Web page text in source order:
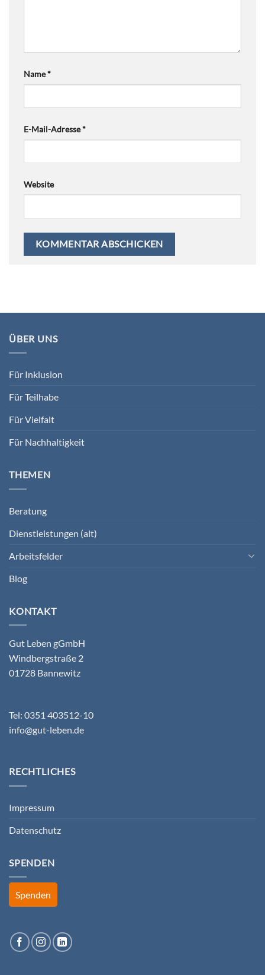
Name*
E-Mail-Adresse*
Website
ÜBER UNS
Für Inklusion
Für Teilhabe
Für Vielfalt
Für Nachhaltigkeit
THEMEN
Beratung
Dienstleistungen (alt)
Arbeitsfelder
Blog
KONTAKT
Gut Leben gGmbH
Windbergstraße 2
01728 Bannewitz
Tel: 0351 403512-10
info@gut-leben.de
RECHTLICHES
Impressum
Datenschutz
SPENDEN
Spenden